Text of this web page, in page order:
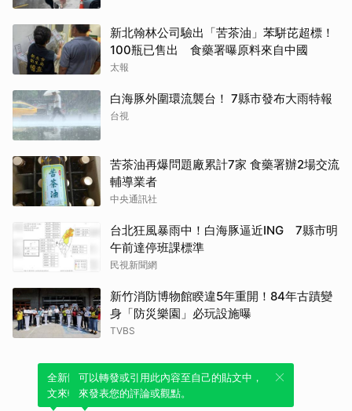
新北翰林公司驗出「苦茶油」苯駢芘超標！
100瓶已售出 食藥署曝原料來自中國
太報
白海豚外圍環流襲台！ 7縣市發布大雨特報
台視
苦茶油再爆問題廠累計7家 食藥署辦2場交流
輔導業者
中央通訊社
台北狂風暴雨中！白海豚逼近ING 7縣市明
午前達停班課標準
民視新聞網
新竹消防博物館睽違5年重開！84年古蹟變
身「防災樂園」必玩設施曝
TVBS
全新體驗！一鍵引用此內容，透過發布貼
文來輕鬆表達個人立場。
可以轉發或引用此內容至自己的貼文中，
來發表您的評論或觀點。